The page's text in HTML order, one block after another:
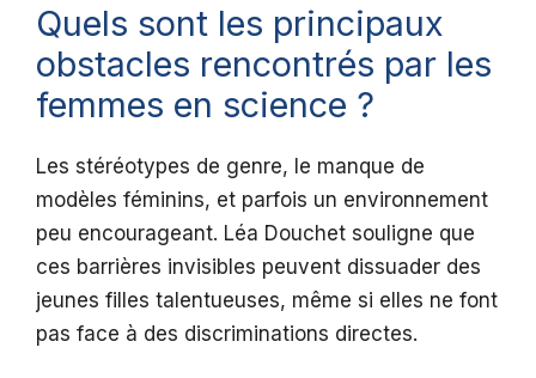
Quels sont les principaux
obstacles rencontrés par les
femmes en science ?
Les stéréotypes de genre, le manque de
modèles féminins, et parfois un environnement
peu encourageant. Léa Douchet souligne que
ces barrières invisibles peuvent dissuader des
jeunes filles talentueuses, même si elles ne font
pas face à des discriminations directes.